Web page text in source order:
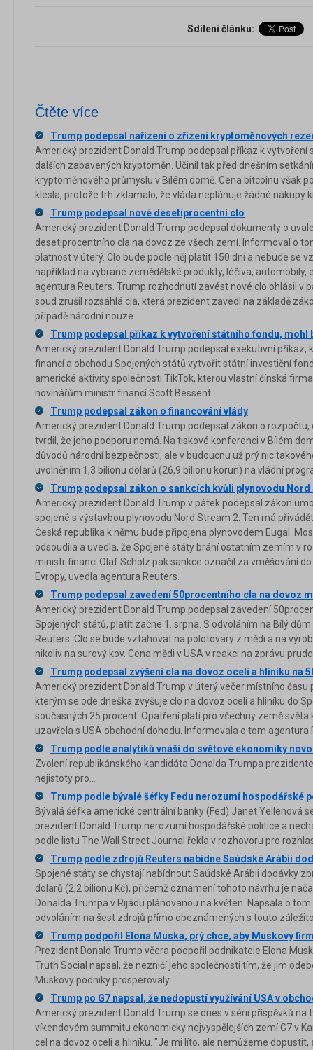
Sdílení článku:
Čtěte více
Trump podepsal nařízení o zřízení kryptoměnových
Americký prezident Donald Trump podepsal příkaz k vytvoření
dalších zabavených kryptoměn. Učinil tak před dnešním
kryptoměnového průmyslu v Bílém domě. Cena bitcoinu však
klesla, protože trh zklamalo, že vláda neplánuje žádné nákupy
Trump podepsal nové desetiprocentní clo
Americký prezident Donald Trump podepsal dokumenty o
desetiprocentního cla na dovoz ze všech zemí. Informoval o
platnost v úterý. Clo bude podle něj platit 150 dní a nebude se
například na vybrané zemědělské produkty, léčiva, automobily,
agentura Reuters. Trump rozhodnutí zavést nové clo ohlásil v
soud zrušil rozsáhlá cla, která prezident zavedl na základě
případě národní nouze.
Trump podepsal příkaz k vytvoření státního fondu, mohl
Americký prezident Donald Trump podepsal exekutivní
financí a obchodu Spojených států vytvořit státní investiční
americké aktivity společnosti TikTok, kterou vlastní čínská
novinářům ministr financí Scott Bessent.
Trump podepsal zákon o financování vlády
Americký prezident Donald Trump podepsal zákon o rozpočtu,
tvrdil, že jeho podporu nemá. Na tiskové konferenci v Bílém
důvodů národní bezpečnosti, ale v budoucnu už prý nic
uvolněním 1,3 bilionu dolarů (26,9 bilionu korun) na vládní
Trump podepsal zákon o sankcích kvůli plynovodu Nord
Americký prezident Donald Trump v pátek podepsal zákon
spojené s výstavbou plynovodu Nord Stream 2. Ten má
Česká republika k němu bude připojena plynovodem Eugal.
odsoudila a uvedla, že Spojené státy brání ostatním zemím v
ministr financí Olaf Scholz pak sankce označil za vměšování
Evropy, uvedla agentura Reuters.
Trump podepsal zavedení 50procentního cla na dovoz
Americký prezident Donald Trump podepsal zavedení
Spojených států, platit začne 1. srpna. S odvoláním na Bílý
Reuters. Clo se bude vztahovat na polotovary z mědi a na
nikoliv na surový kov. Cena mědi v USA v reakci na zprávu
Trump podepsal zvýšení cla na dovoz oceli a hliníku na
Americký prezident Donald Trump v úterý večer místního času
kterým se ode dneška zvyšuje clo na dovoz oceli a hliníku do
současných 25 procent. Opatření platí pro všechny země
uzavřela s USA obchodní dohodu. Informovala o tom agentura
Trump podle analytiků vnáší do světové ekonomiky
Zvolení republikánského kandidáta Donalda Trumpa
nejistoty pro...
Trump podle bývalé šéfky Fedu nerozumí hospodářské
Bývalá šéfka americké centrální banky (Fed) Janet Yellenová
prezident Donald Trump nerozumí hospodářské politice a
podle listu The Wall Street Journal řekla v rozhovoru pro
Trump podle zdrojů Reuters nabídne Saúdské Arábii
Spojené státy se chystají nabídnout Saúdské Arábii dodávky
dolarů (2,2 bilionu Kč), přičemž oznámení tohoto návrhu je
Donalda Trumpa v Rijádu plánovanou na květen. Napsala o
odvoláním na šest zdrojů přímo obeznámených s touto
Trump podpořil Elona Muska, prý chce, aby Muskovy
Prezident Donald Trump včera podpořil podnikatele Elona
Truth Social napsal, že nezničí jeho společnosti tím, že jim
Muskovy podniky prosperovaly.
Trump po G7 napsal, že nedopustí využívání USA v
Americký prezident Donald Trump se dnes v sérii příspěvků
víkendovém summitu ekonomicky nejvyspělejších zemí G7 v
cel na dovoz oceli a hliníku. "Je mi líto, ale nemůžeme